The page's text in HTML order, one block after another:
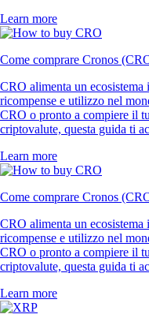
Learn more
Come comprare Cronos
CRO alimenta un ecosistema
ricompense e utilizzo nel
CRO o pronto a compiere il
criptovalute, questa guida ti
Learn more
Come comprare Cronos
CRO alimenta un ecosistema
ricompense e utilizzo nel
CRO o pronto a compiere il
criptovalute, questa guida ti
Learn more